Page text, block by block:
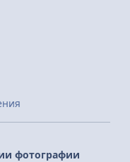
фотографии